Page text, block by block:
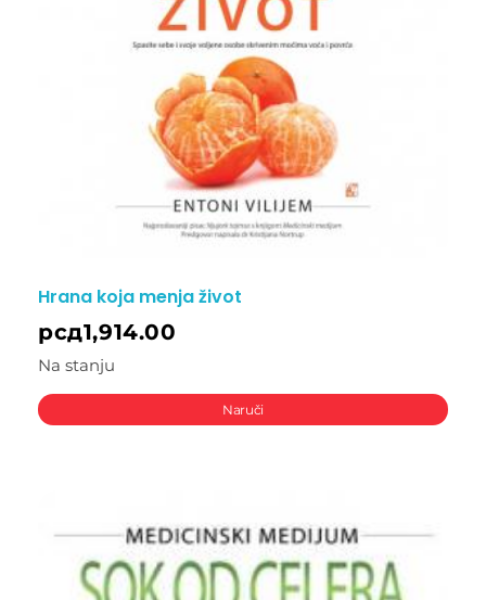
Hrana koja menja život
рсд1,914.00
Na stanju
Naruči